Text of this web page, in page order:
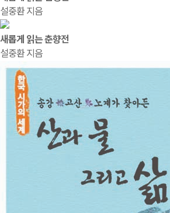
설중환 지음
새롭게 읽는 춘향전
설중환 지음